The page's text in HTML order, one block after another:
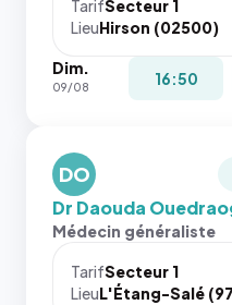
navigateur
pas la
place, et
les trois
dernières
images de
l'annuaire
dans ce
cas. #}
TarifSecteur 1
LieuHirson (02500)
Dim.
09/08 16:50
DO
Dr Daouda
Médecin généraliste
TarifSecteur 1
LieuL'Étang-Salé